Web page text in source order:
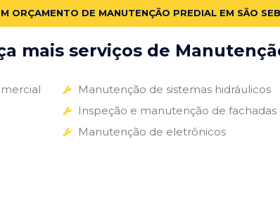
ORÇAMENTO DE MANUTENÇÃO PREDIAL EM SÃO
mais serviços de
Manutenção de sistemas hidráulicos
Inspeção e manutenção de fachadas
Manutenção de eletrônicos